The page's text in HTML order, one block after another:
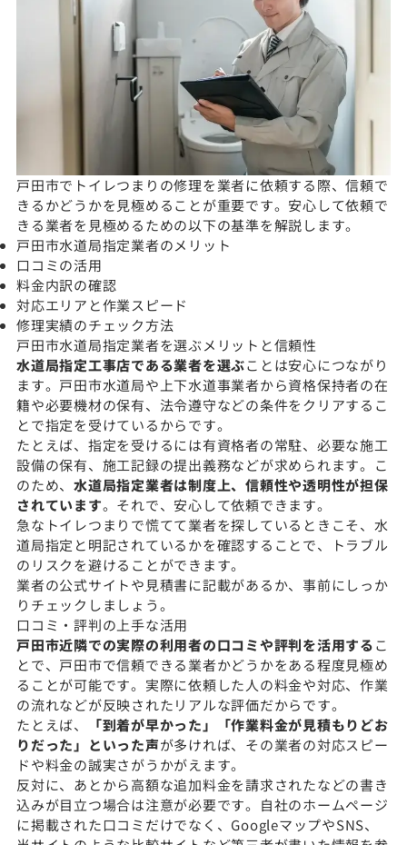
戸田市でトイレつまりの修理を業者に依頼する際、信頼で
きるかどうかを見極めることが重要です。安心して依頼で
きる業者を見極めるための以下の基準を解説します。
戸田市水道局指定業者のメリット
口コミの活用
料金内訳の確認
対応エリアと作業スピード
修理実績のチェック方法
戸田市水道局指定業者を選ぶメリットと信頼性
水道局指定工事店である業者を選ぶことは安心につながり
ます。戸田市水道局や上下水道事業者から資格保持者の在
籍や必要機材の保有、法令遵守などの条件をクリアするこ
とで指定を受けているからです。
たとえば、指定を受けるには有資格者の常駐、必要な施工
設備の保有、施工記録の提出義務などが求められます。こ
のため、 水道局指定業者は制度上、信頼性や透明性が担保
されています。それで、安心して依頼できます。
急なトイレつまりで慌てて業者を探しているときこそ、水
道局指定と明記されているかを確認することで、トラブル
のリスクを避けることができます。
業者の公式サイトや見積書に記載があるか、事前にしっか
りチェックしましょう。
口コミ・評判の上手な活用
戸田市近隣での実際の利用者の口コミや評判を活用するこ
とで、戸田市で信頼できる業者かどうかをある程度見極め
ることが可能です。実際に依頼した人の料金や対応、作業
の流れなどが反映されたリアルな評価だからです。
たとえば、
「到着が早かった」「作業料金が見積もりどお
りだった」といった声が多ければ、その業者の対応スピー
ドや料金の誠実さがうかがえます。
反対に、あとから高額な追加料金を請求されたなどの書き
込みが目立つ場合は注意が必要です。自社のホームページ
に掲載された口コミだけでなく、GoogleマップやSNS、